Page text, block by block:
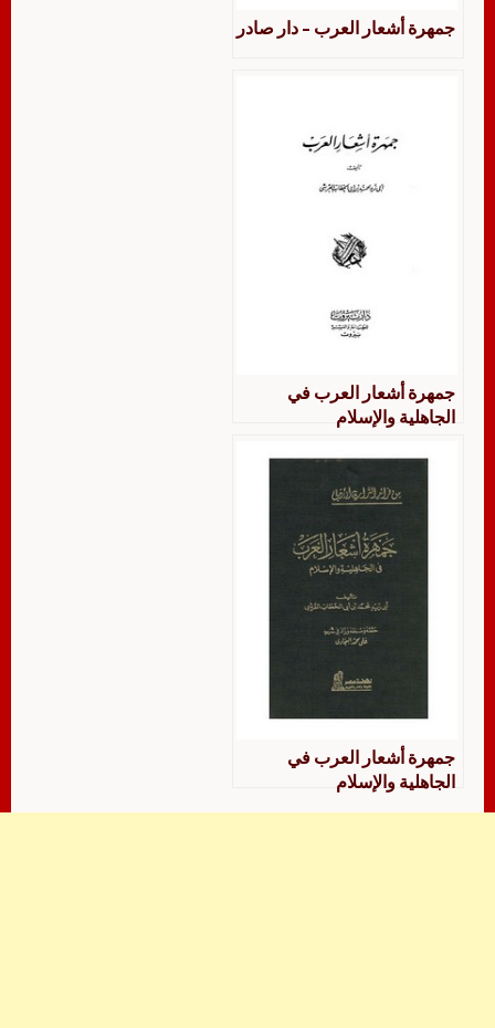
جمهرة أشعار العرب – دار صادر
جمهرة أشعار العرب في
الجاهلية والإسلام
جمهرة أشعار العرب في
الجاهلية والإسلام